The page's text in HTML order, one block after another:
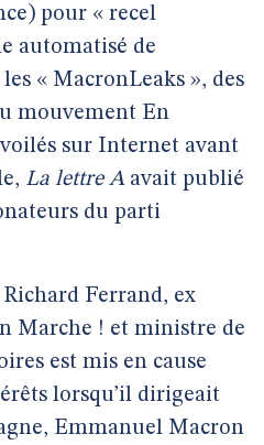
pour « recel
automatisé de
« MacronLeaks », des
mouvement En
sur Internet avant
La lettre Aavait publié
du parti
Ferrand, ex
Marche ! et ministre de
est mis en cause
lorsqu’il dirigeait
Emmanuel Macron